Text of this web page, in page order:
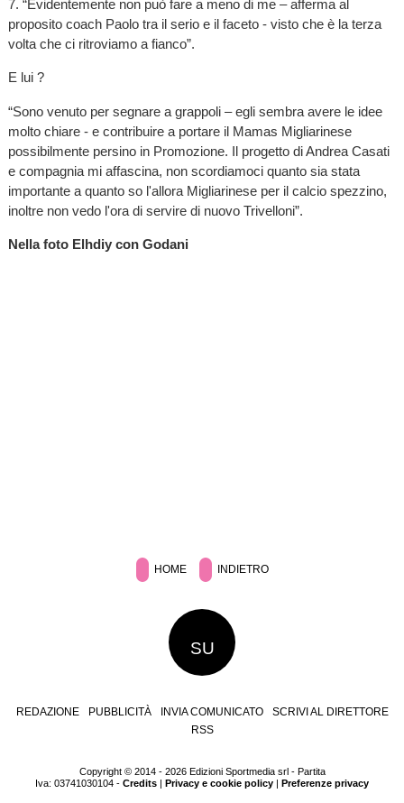
7. “Evidentemente non può fare a meno di me – afferma al
proposito coach Paolo tra il serio e il faceto - visto che è la terza
volta che ci ritroviamo a fianco”.
E lui ?
“Sono venuto per segnare a grappoli – egli sembra avere le idee
molto chiare - e contribuire a portare il Mamas Migliarinese
possibilmente persino in Promozione. Il progetto di Andrea Casati
e compagnia mi affascina, non scordiamoci quanto sia stata
importante a quanto so l'allora Migliarinese per il calcio spezzino,
inoltre non vedo l'ora di servire di nuovo Trivelloni”.
Nella foto Elhdiy con Godani
HOME INDIETRO
SU
REDAZIONE PUBBLICITÀ INVIA COMUNICATO
SCRIVI AL DIRETTORE
RSS
Copyright © 2014 - 2026 Edizioni Sportmedia srl - Partita
Iva: 03741030104 - Credits | Privacy e cookie policy | Preferenze privacy